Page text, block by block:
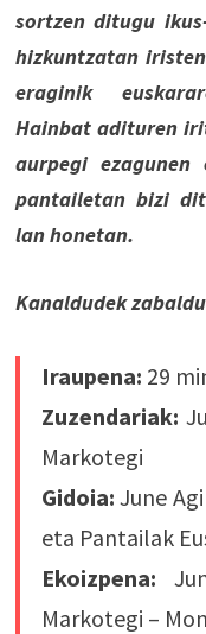
sortzen ditugu
hizkuntzatan
eraginik
Hainbat adituren
aurpegi ezagunen
pantailetan bizi
lan honetan.
Kanaldudek
Iraupena: 29
Zuzendariak:
Markotegi
Gidoia: June
eta Pantailak
Ekoizpena:
Markotegi –